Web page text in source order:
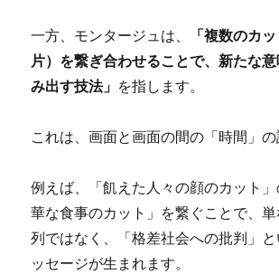
一方、モンタージュは、
「複数のカ
片）を繋ぎ合わせることで、新たな
み出す技法」 を指します。
これは、画面と画面の間の「時間」の
例えば、「飢えた人々の顔のカット
華な食事のカット」を繋ぐことで、
列ではなく、「格差社会への批判」
ッセージが生まれます。